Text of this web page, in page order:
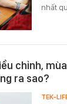
nhất
chỉnh,
ra sao?
TEK-